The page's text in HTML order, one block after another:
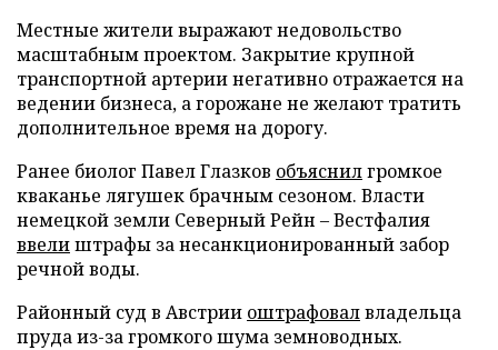
Местные жители выражают недовольство
масштабным проектом. Закрытие крупной
транспортной артерии негативно отражается на
ведении бизнеса, а горожане не желают тратить
дополнительное время на дорогу.
Ранее биолог Павел Глазков объяснилгромкое
кваканье лягушек брачным сезоном. Власти
немецкой земли Северный Рейн – Вестфалия
ввелиштрафы за несанкционированный забор
речной воды.
Районный суд в Австрии оштрафовалвладельца
пруда из-за громкого шума земноводных.